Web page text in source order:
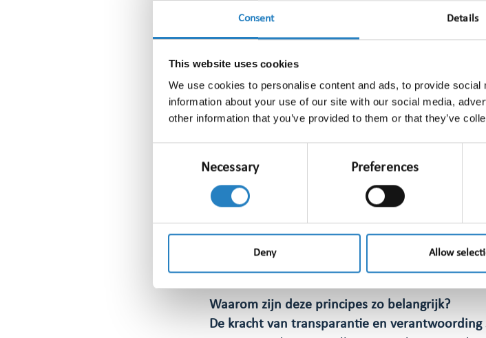
Consent Details
This website uses cookies
We use cookies to personalise content and ads, to provide
information about your use of our site with our social media,
other information that you’ve provided to them or that they’ve
SelectionNecessary Preferences
Deny Allow
beeldvorming en de kwalitatieve
AVEs are not the value of communication.
als waardering voor PR kan in de
appropriate.
Koppel alle relevante data:
krijg je een volledig beeld van je
transparency to drive learning and insights.
meet, hoe je het doet en wat het zegt.
maken.
Waarom zijn deze principes zo belangrijk?
De kracht van transparantie en verantwoording